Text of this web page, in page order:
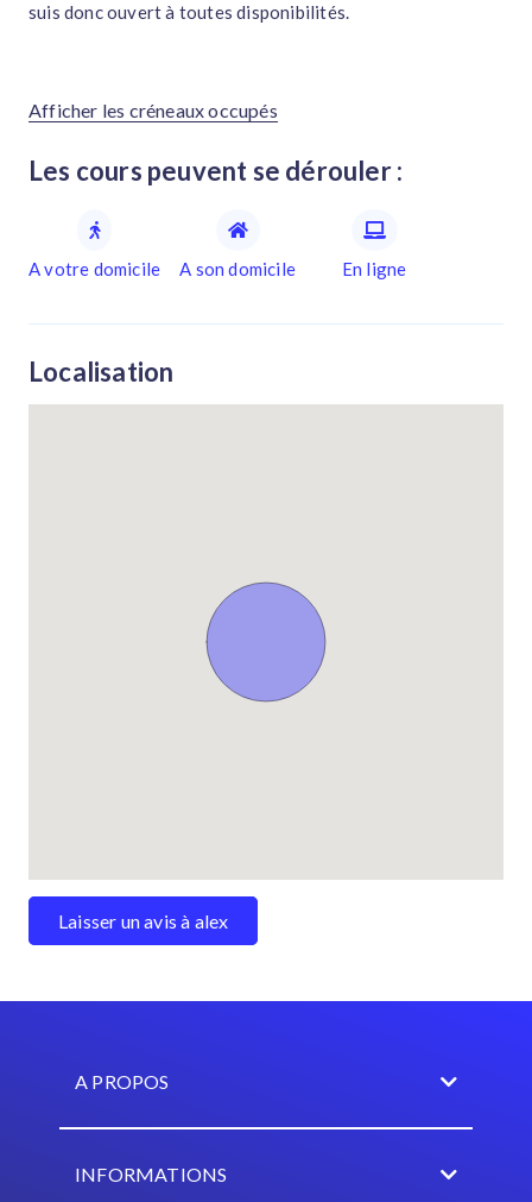
suis donc ouvert à toutes disponibilités.
Afficher les créneaux occupés
Les cours peuvent se dérouler :
A votre domicile A son domicile En ligne
Localisation
Laisser un avis à alex
A PROPOS
INFORMATIONS